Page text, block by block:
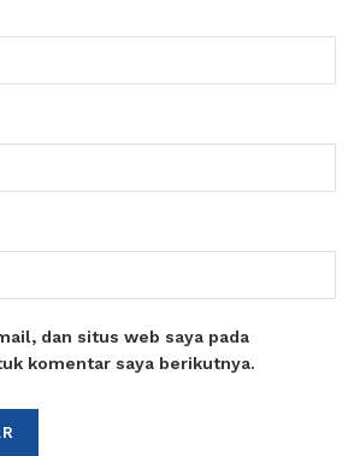
dan situs web saya pada
komentar saya berikutnya.